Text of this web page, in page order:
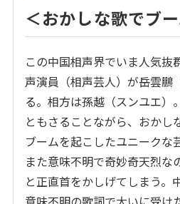
＜おかしな歌でブ
この中国相声界でいま人気抜
声演員（相声芸人）が岳雲鵬
る。相方は孫越（スンユエ）
ともさることながら、おかし
ブームを起こしたユニークな
また意味不明で奇妙奇天烈な
と正直首をかしげてしまう。